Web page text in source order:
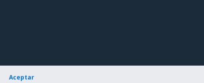
Aceptar